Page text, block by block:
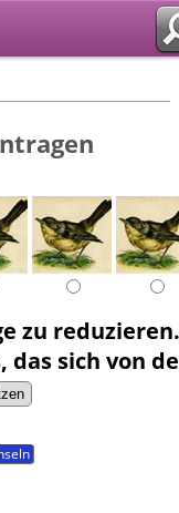
zu reduzieren.
das sich von